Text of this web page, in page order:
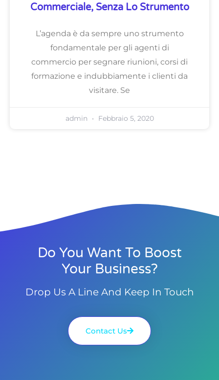
Commerciale, Senza Lo Strumento
L’agenda è da sempre uno strumento
fondamentale per gli agenti di
commercio per segnare riunioni, corsi di
formazione e indubbiamente i clienti da
visitare. Se
admin Febbraio 5, 2020
Do You Want To Boost
Your Business?
Drop Us A Line And Keep In Touch
Contact Us